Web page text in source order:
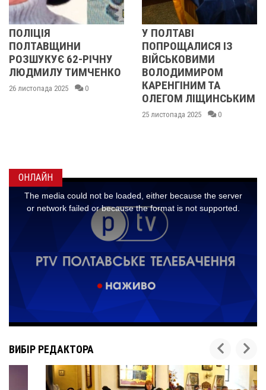
ПОЛІЦІЯ
ПОЛТАВЩИНИ
РОЗШУКУЄ 62-РІЧНУ
ЛЮДМИЛУ ТИМЧЕНКО
26 листопада 2025 0
У ПОЛТАВІ
ПОПРОЩАЛИСЯ ІЗ
ВІЙСЬКОВИМИ
ВОЛОДИМИРОМ
КАРЕНГІНИМ ТА
ОЛЕГОМ ЛІЩИНСЬКИМ
25 листопада 2025 0
ОНЛАЙН
ВИБІР РЕДАКТОРА